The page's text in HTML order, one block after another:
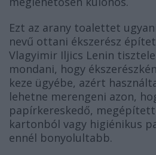
Ezt az arany toalettet
nevű ottani ékszerész
Vlagyimir Iljics Lenin
mondani, hogy
keze ügyébe, azért
lehetne merengeni azon,
papírkereskedő,
kartonból vagy higiénikus
ennél bonyolultabb.